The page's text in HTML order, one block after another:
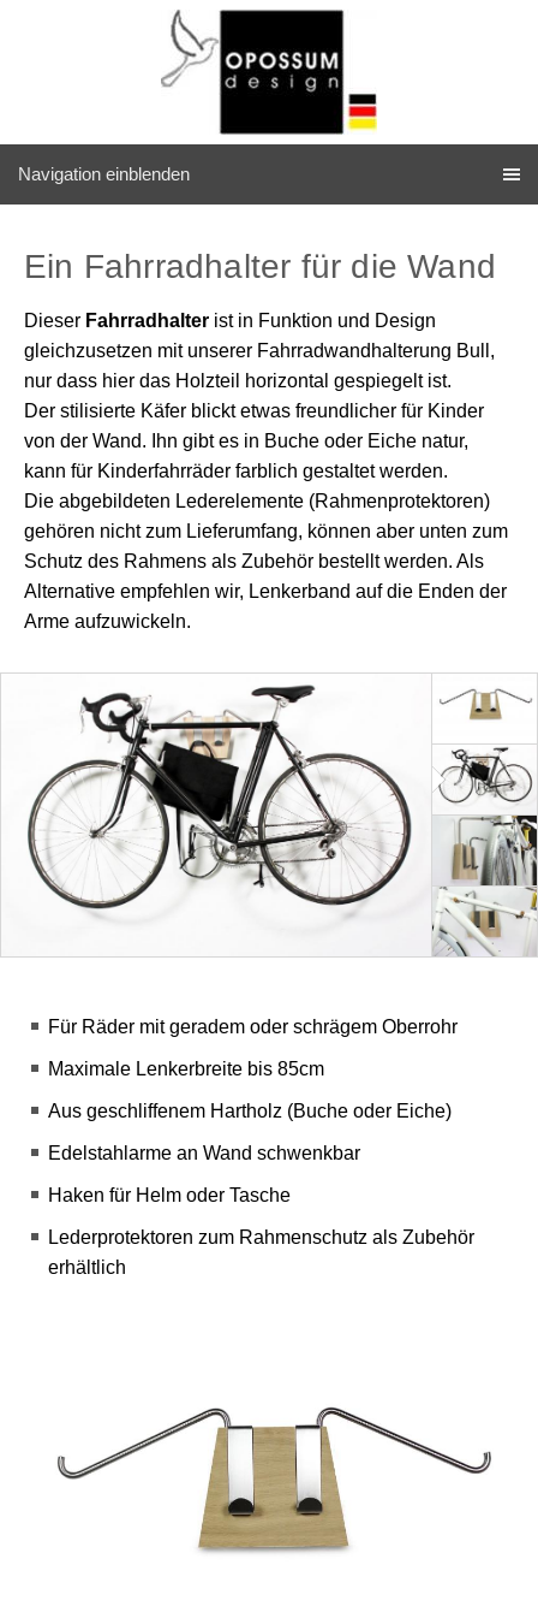
Navigation einblenden
Ein Fahrradhalter für die Wand
Dieser Fahrradhalter ist in Funktion und Design
gleichzusetzen mit unserer Fahrradwandhalterung Bull,
nur dass hier das Holzteil horizontal gespiegelt ist.
Der stilisierte Käfer blickt etwas freundlicher für Kinder
von der Wand. Ihn gibt es in Buche oder Eiche natur,
kann für Kinderfahrräder farblich gestaltet werden.
Die abgebildeten Lederelemente (Rahmenprotektoren)
gehören nicht zum Lieferumfang, können aber unten zum
Schutz des Rahmens als Zubehör bestellt werden. Als
Alternative empfehlen wir, Lenkerband auf die Enden der
Arme aufzuwickeln.
Für Räder mit geradem oder schrägem Oberrohr
Maximale Lenkerbreite bis 85cm
Aus geschliffenem Hartholz (Buche oder Eiche)
Edelstahlarme an Wand schwenkbar
Haken für Helm oder Tasche
Lederprotektoren zum Rahmenschutz als Zubehör
erhältlich